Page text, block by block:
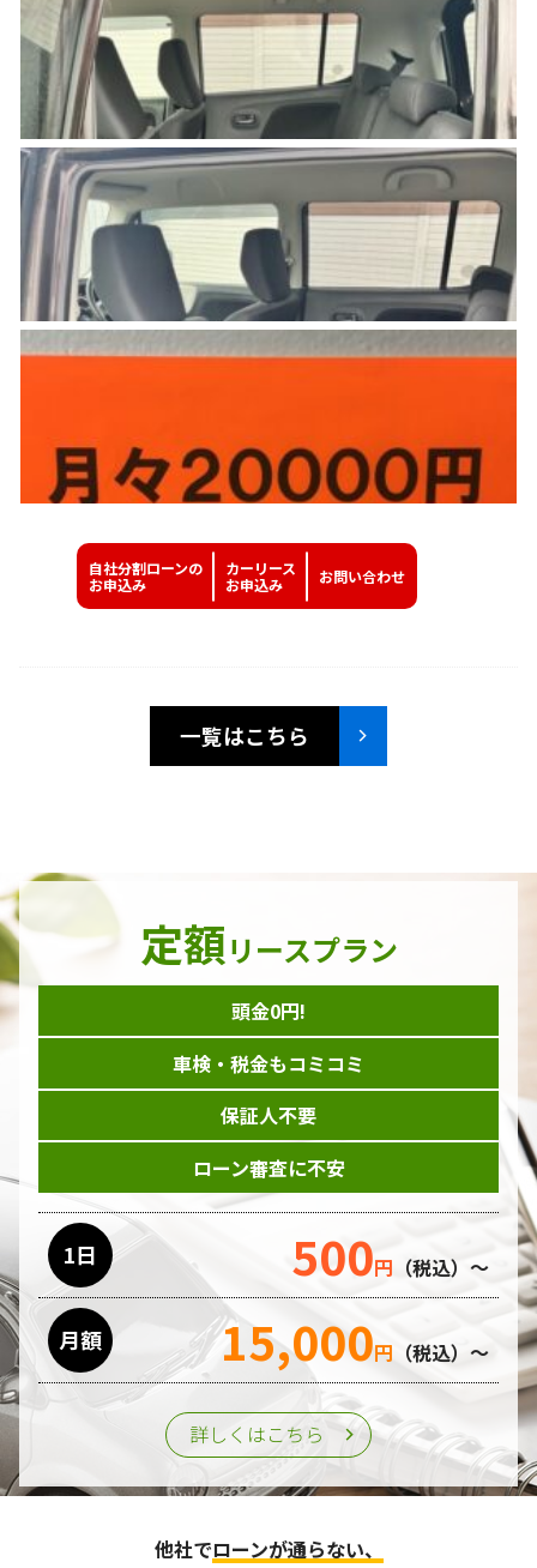
自社分割ローンの
お申込み
カーリース
お申込み
お問い合わせ
一覧はこちら
定額リースプラン
頭金0円!
車検・税金もコミコミ
保証人不要
ローン審査に不安
1日 500円 （税込）～
月額 15,000円 （税込）～
詳しくはこちら
他社でローンが通らない、